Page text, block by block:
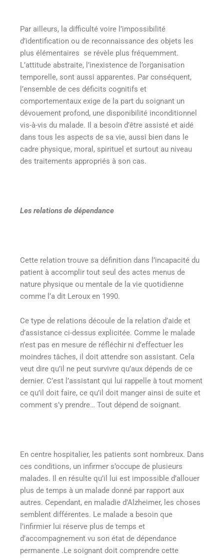
Par ailleurs, la difficulté voire l’impossibilité
d’identification ou de reconnaissance des objets les
plus élémentaires se révèle plus fréquemment.
L’attitude abstraite, l’inexistence de l’organisation
temporelle, sont aussi apparentes. Par conséquent,
l’ensemble de ces déficits cognitifs et
comportementaux exige de la part du soignant un
dévouement profond, une disponibilité inconditionnel
vis-à-vis du malade. Il a besoin d’être assisté et aidé
dans tous les aspects de sa vie, aussi bien dans le
cadre physique, moral, spirituel et surtout au niveau
des traitements appropriés à son cas.
Les relations de dépendance
Cette relation trouve sa définition dans l’incapacité du
patient à accomplir tout seul des actes menus de
nature physique ou mentale de la vie quotidienne
comme l’a dit Leroux en 1990.
Ce type de relations découle de la relation d’aide et
d’assistance ci-dessus explicitée. Comme le malade
n’est pas en mesure de réfléchir ni d’effectuer les
moindres tâches, il doit attendre son assistant. Cela
veut dire qu’il ne peut survivre qu’aux dépends de ce
dernier. C’est l’assistant qui lui rappelle à tout moment
ce qu’il doit faire, ce qu’il doit manger ainsi de suite et
comment s’y prendre… Tout dépend de soignant.
En centre hospitalier, les patients sont nombreux. Dans
ces conditions, un infirmer s’occupe de plusieurs
malades. Il en résulte qu’il lui est impossible d’allouer
plus de temps à un malade donné par rapport aux
autres. Cependant, en maladie d’Alzheimer, les choses
semblent différentes. Le malade a besoin que
l’infirmier lui réserve plus de temps et
d’accompagnement vu son état de dépendance
permanente .Le soignant doit comprendre cette